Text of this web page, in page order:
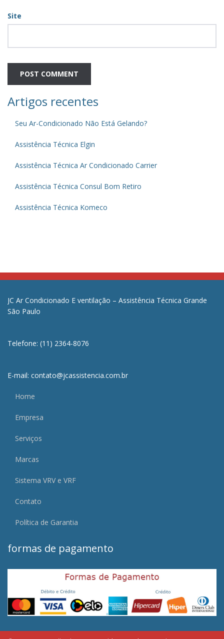
Site
Artigos recentes
Seu Ar-Condicionado Não Está Gelando?
Assistência Técnica Elgin
Assistência Técnica Ar Condicionado Carrier
Assistência Técnica Consul Bom Retiro
Assistência Técnica Komeco
JC Ar Condicionado E ventilação – Assistência Técnica Grande
São Paulo
Telefone: (11) 2364-8076
E-mail: contato@jcassistencia.com.br
Home
Empresa
Serviços
Marcas
Sistema VRV e VRF
Contato
Política de Garantia
formas de pagamento